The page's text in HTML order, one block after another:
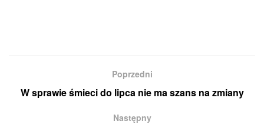
Poprzedni
W sprawie śmieci do lipca nie ma szans na zmiany
Następny